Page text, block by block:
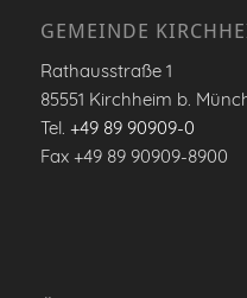
GEMEINDE
Rathausstraße 1
85551 Kirchheim b.
Tel. +49 89 90909-0
Fax +49 89 90909-8900